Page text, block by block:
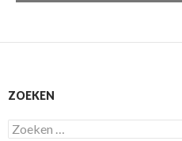
ZOEKEN
Zoeken